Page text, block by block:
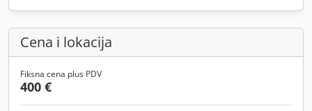
Cena i lokacija
Fiksna cena plus PDV
400 €